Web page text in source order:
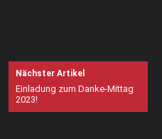
Nächster Artikel
Einladung zum Danke-Mittag
2023!